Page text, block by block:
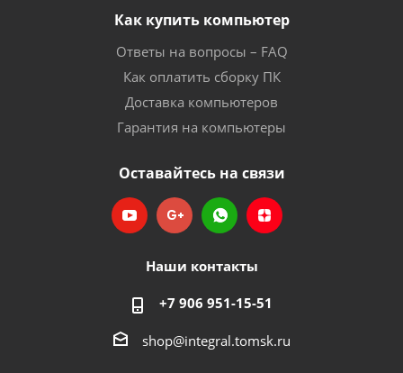
Как купить компьютер
Ответы на вопросы – FAQ
Как оплатить сборку ПК
Доставка компьютеров
Гарантия на компьютеры
Оставайтесь на связи
Наши контакты
+7 906 951-15-51
shop@integral.tomsk.ru